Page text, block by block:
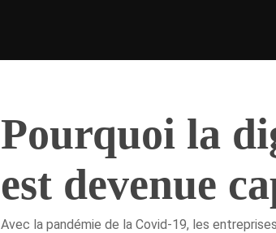
Pourquoi la
est devenue
Avec la pandémie de la Covid-19, les